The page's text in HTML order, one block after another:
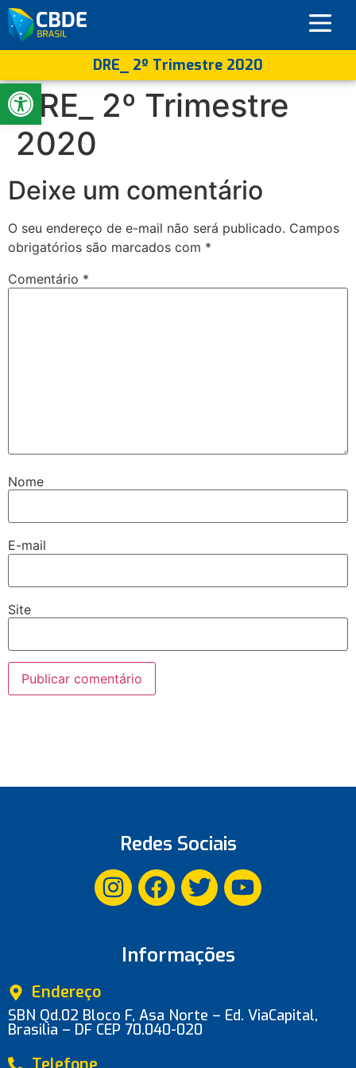
Abrir a barra de ferramentas
DRE_ 2º Trimestre 2020
DRE_ 2º Trimestre
2020
Deixe um comentário
O seu endereço de e-mail não será publicado. Campos
obrigatórios são marcados com *
Comentário *
Nome
E-mail
Site
Redes Sociais
Informações
Endereço
SBN Qd.02 Bloco F, Asa Norte – Ed. ViaCapital,
Brasilia – DF CEP 70.040-020